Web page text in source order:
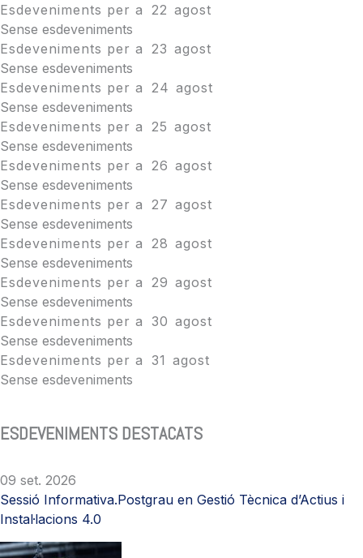
Esdeveniments per a
22 agost
Sense esdeveniments
Esdeveniments per a
23 agost
Sense esdeveniments
Esdeveniments per a
24 agost
Sense esdeveniments
Esdeveniments per a
25 agost
Sense esdeveniments
Esdeveniments per a
26 agost
Sense esdeveniments
Esdeveniments per a
27 agost
Sense esdeveniments
Esdeveniments per a
28 agost
Sense esdeveniments
Esdeveniments per a
29 agost
Sense esdeveniments
Esdeveniments per a 30 agost
Sense esdeveniments
Esdeveniments per a 31 agost
Sense esdeveniments
ESDEVENIMENTS DESTACATS
09 set. 2026
Sessió Informativa.Postgrau en Gestió Tècnica d’Actius i
Instal·lacions 4.0